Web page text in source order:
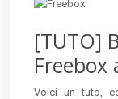
[TUTO]
Freebox
Voici un tuto,